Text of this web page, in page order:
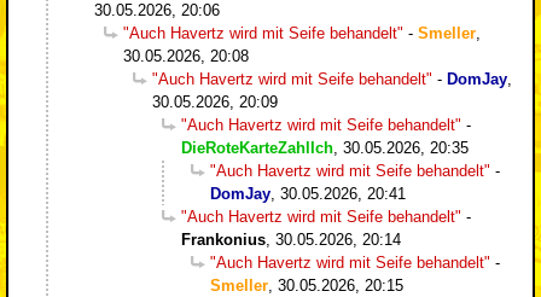
30.05.2026, 20:06
"Auch Havertz wird mit Seife behandelt" - Smeller
30.05.2026, 20:08
"Auch Havertz wird mit Seife behandelt" - DomJay
30.05.2026, 20:09
"Auch Havertz wird mit Seife behandelt" -
DieRoteKarteZahlIch 30.05.2026, 20:35
"Auch Havertz wird mit Seife behandelt" -
DomJay 30.05.2026, 20:41
"Auch Havertz wird mit Seife behandelt" -
Frankonius 30.05.2026, 20:14
"Auch Havertz wird mit Seife behandelt" -
Smeller 30.05.2026, 20:15